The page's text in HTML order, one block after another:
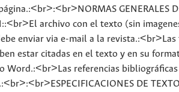
GENERALES
archivo con el texto (sin
enviar via e-mail a la revista.:<br>Las
estar citadas en el texto y en su
Word.:<br>Las referencias
DE